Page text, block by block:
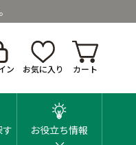
ン お気に入り カート
お役立ち情報